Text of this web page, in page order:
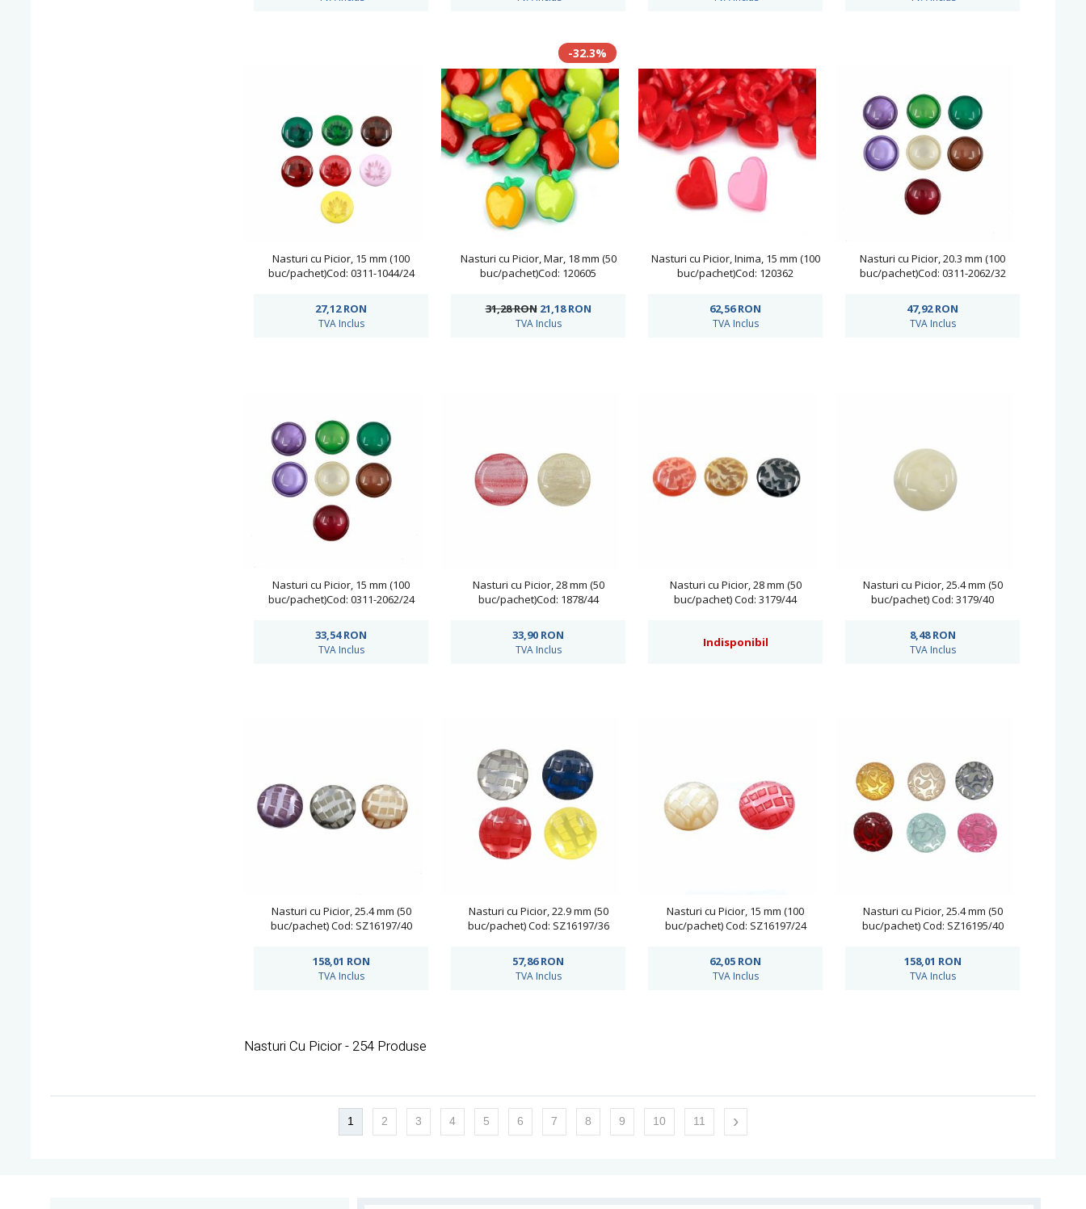
Nasturi cu Picior, 15 mm (100
buc/pachet)Cod: 0311-1044/24
27,12RON
TVA Inclus
-32.3%
Nasturi cu Picior, Mar, 18 mm (50
buc/pachet)Cod: 120605
31,28 RON 21,18RON
TVA Inclus
Nasturi cu Picior, Inima, 15 mm (100
buc/pachet)Cod: 120362
62,56RON
TVA Inclus
Nasturi cu Picior, 20.3 mm (100
buc/pachet)Cod: 0311-2062/32
47,92RON
TVA Inclus
Nasturi cu Picior, 15 mm (100
buc/pachet)Cod: 0311-2062/24
33,54RON
TVA Inclus
Nasturi cu Picior, 28 mm (50
buc/pachet)Cod: 1878/44
33,90 RON
TVA Inclus
Nasturi cu Picior, 28 mm (50
buc/pachet) Cod: 3179/44
Indisponibil
Nasturi cu Picior, 25.4 mm (50
buc/pachet) Cod: 3179/40
8,48RON
TVA Inclus
Nasturi cu Picior, 25.4 mm (50
buc/pachet) Cod: SZ16197/40
158,01 RON
TVA Inclus
Nasturi cu Picior, 22.9 mm (50
buc/pachet) Cod: SZ16197/36
57,86RON
TVA Inclus
Nasturi cu Picior, 15 mm (100
buc/pachet) Cod: SZ16197/24
62,05 RON
TVA Inclus
Nasturi cu Picior, 25.4 mm (50
buc/pachet) Cod: SZ16195/40
158,01 RON
TVA Inclus
Nasturi Cu Picior - 254 Produse
1 2 3 4 5 6 7 8 9 10 11 ›